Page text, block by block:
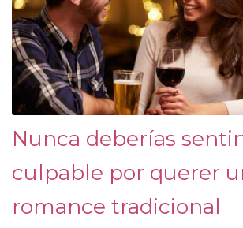
Nunca deberías
culpable por querer
romance tradicional